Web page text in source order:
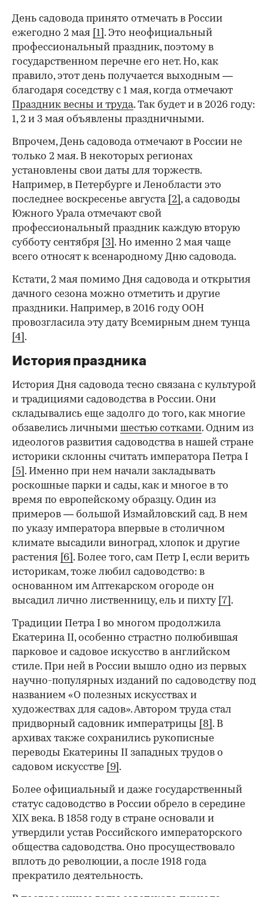
День садовода принято отмечать в России
ежегодно 2 мая [1] . Это неофициальный
профессиональный праздник, поэтому в
государственном перечне его нет. Но, как
правило, этот день получается выходным —
благодаря соседству с 1 мая, когда отмечают
Праздник весны и труда. Так будет и в 2026 году:
1, 2 и 3 мая объявлены праздничными.
Впрочем, День садовода отмечают в России не
только 2 мая. В некоторых регионах
установлены свои даты для торжеств.
Например, в Петербурге и Ленобласти это
последнее воскресенье августа [2] , а садоводы
Южного Урала отмечают свой
профессиональный праздник каждую вторую
субботу сентября
[3] . Но именно 2 мая чаще
всего относят к всенародному Дню садовода.
Кстати, 2 мая помимо Дня садовода и открытия
дачного сезона можно отметить и другие
праздники. Например, в 2016 году ООН
провозгласила эту дату Всемирным днем тунца
[4] .
История праздника
История Дня садовода тесно связана с культурой
и традициями садоводства в России. Они
складывались еще задолго до того, как многие
обзавелись личными шестью сотками. Одним из
идеологов развития садоводства в нашей стране
историки склонны считать императора Петра I
[5] . Именно при нем начали закладывать
роскошные парки и сады, как и многое в то
время по европейскому образцу. Один из
примеров — большой Измайловский сад. В нем
по указу императора впервые в столичном
климате высадили виноград, хлопок и другие
растения [6] . Более того, сам Петр I, если верить
историкам, тоже любил садоводство: в
основанном им Аптекарском огороде он
высадил лично лиственницу, ель и пихту [7] .
Традиции Петра I во многом продолжила
Екатерина II, особенно страстно полюбившая
парковое и садовое искусство в английском
стиле. При ней в России вышло одно из первых
научно-популярных изданий по садоводству под
названием «О полезных искусствах и
художествах для садов». Автором труда стал
придворный садовник императрицы
[8] . В
архивах также сохранились рукописные
переводы Екатерины II западных трудов о
садовом искусстве [9] .
Более официальный и даже государственный
статус садоводство в России обрело в середине
XIX века. В 1858 году в стране основали и
утвердили устав Российского императорского
общества садоводства. Оно просуществовало
вплоть до революции, а после 1918 года
прекратило деятельность.